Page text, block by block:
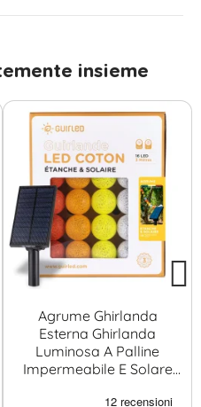
insieme
Agrume Ghirlanda
Esterna Ghirlanda
Luminosa A Palline
Impermeabile E Solare